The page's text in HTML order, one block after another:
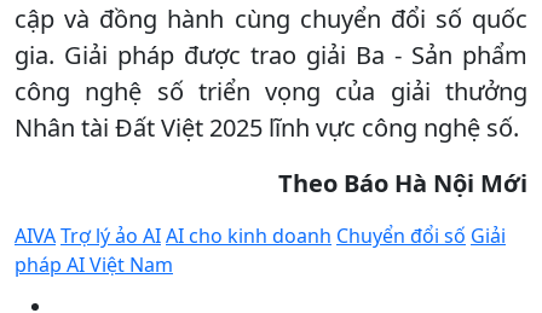
cập và đồng hành cùng chuyển đổi số quốc
gia. Giải pháp được trao giải Ba - Sản phẩm
công nghệ số triển vọng của giải thưởng
Nhân tài Đất Việt 2025 lĩnh vực công nghệ số.
Theo Báo Hà Nội Mới
AIVATrợ lý ảo AIAI cho kinh doanh Chuyển đổi số Giải
pháp AI Việt Nam